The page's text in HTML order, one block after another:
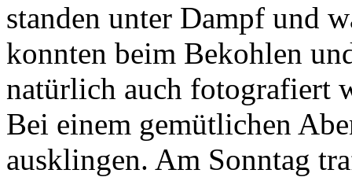
standen unter Dampf und
konnten beim Bekohlen
natürlich auch fotografiert
Bei einem gemütlichen
ausklingen. Am Sonntag